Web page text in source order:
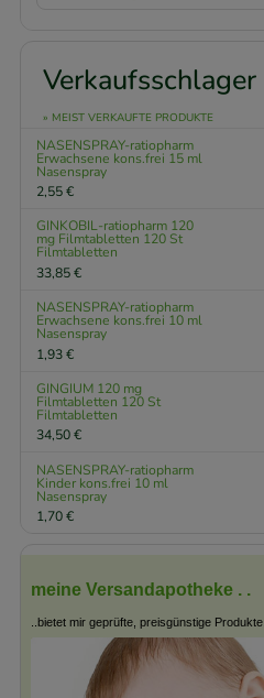
Verkaufsschlager
» MEIST VERKAUFTE PRODUKTE
NASENSPRAY-ratiopharm
Erwachsene kons.frei 15 ml
Nasenspray
2,55 €
GINKOBIL-ratiopharm 120
mg Filmtabletten 120 St
Filmtabletten
33,85 €
NASENSPRAY-ratiopharm
Erwachsene kons.frei 10 ml
Nasenspray
1,93 €
GINGIUM 120 mg
Filmtabletten 120 St
Filmtabletten
34,50 €
NASENSPRAY-ratiopharm
Kinder kons.frei 10 ml
Nasenspray
1,70 €
meine Versandapotheke . .
..bietet mir geprüfte, preisgünstige Produkte.